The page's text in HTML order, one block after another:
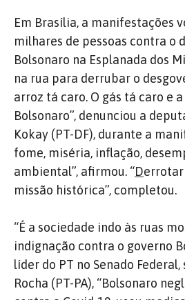
Em Brasília, a manifestações
milhares de pessoas contra o
Bolsonaro na Esplanada dos
na rua para derrubar o
arroz tá caro. O gás tá caro e
Bolsonaro”, denunciou a
Kokay (PT-DF), durante a
fome, miséria, inflação,
ambiental”, afirmou. “Derrotar
missão histórica”, completou.
“É a sociedade indo às ruas
indignação contra o governo
líder do PT no Senado
Rocha (PT-PA), “Bolsonaro